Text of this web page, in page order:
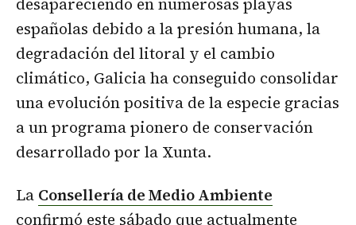
españolas debido a la presión humana, la
degradación del litoral y el cambio
climático, Galicia ha conseguido consolidar
una evolución positiva de la especie gracias
a un programa pionero de conservación
desarrollado por la Xunta.
La Consellería de Medio Ambiente
confirmó este sábado que actualmente